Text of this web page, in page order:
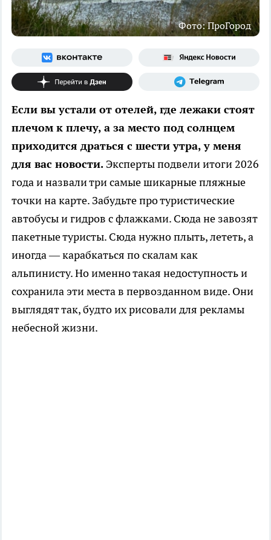
Фото: ПроГород
Если вы устали от отелей, где лежаки стоят
плечом к плечу, а за место под солнцем
приходится драться с шести утра, у меня
для вас новости. Эксперты подвели итоги 2026
года и назвали три самые шикарные пляжные
точки на карте. Забудьте про туристические
автобусы и гидров с флажками. Сюда не завозят
пакетные туристы. Сюда нужно плыть, лететь, а
иногда — карабкаться по скалам как
альпинисту. Но именно такая недоступность и
сохранила эти места в первозданном виде. Они
выглядят так, будто их рисовали для рекламы
небесной жизни.